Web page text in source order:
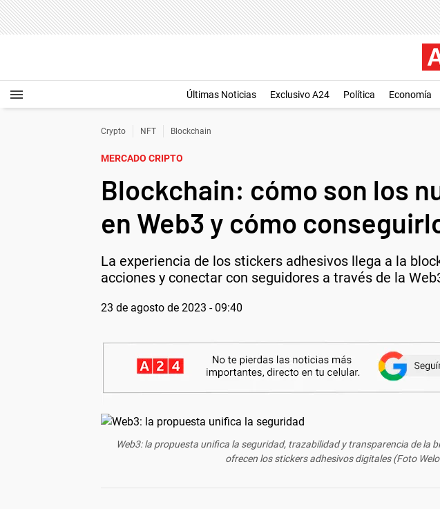
Últimas Noticias Exclusivo A24 Política Economía
Crypto NFT Blockchain
MERCADO CRIPTO
Blockchain: cómo son los
en Web3 y cómo
La experiencia de los stickers adhesivos llega a la
acciones y conectar con seguidores a través de la
23 de agosto de 2023 - 09:40
Web3: la propuesta unifica la seguridad, trazabilidad y transparencia de la
ofrecen los stickers adhesivos digitales (Foto